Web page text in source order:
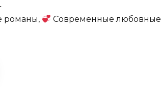
романы,
Современные любовные